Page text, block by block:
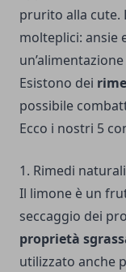
prurito alla cute.
molteplici: ansie
Esistono dei
possibile
Ecco i nostri 5
1. Rimedi
Il limone è un
seccaggio dei
proprietà
utilizzato anche